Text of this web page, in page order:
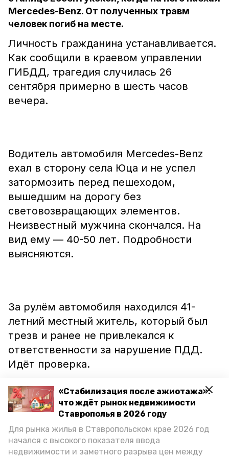
«Стабилизация после ажиотажа»:
что ждёт рынок недвижимости
Ставрополья в 2026 году
Для рынка жилья в Ставропольском крае 2026 год
начался с высокого показателя ввода
недвижимости и заметного разрыва цен между
Mercedes-Benz. От полученных травм
человек погиб на месте.
Личность гражданина устанавливается.
Как сообщили в краевом управлении
ГИБДД, трагедия случилась 26
сентября примерно в шесть часов
вечера.
Водитель автомобиля Mercedes-Benz
ехал в сторону села Юца и не успел
затормозить перед пешеходом,
вышедшим на дорогу без
световозвращающих элементов.
Неизвестный мужчина скончался. На
вид ему — 40-50 лет. Подробности
выясняются.
За рулём автомобиля находился 41-
летний местный житель, который был
трезв и ранее не привлекался к
ответственности за нарушение ПДД.
Идёт проверка.
Ранее сообщалось, что в селе Юца
автомобилист сбилдевятилетнего
мальчика.